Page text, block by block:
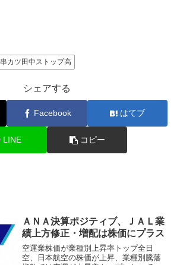
串カツ田中ストップ高
シェアする
Facebook はてブ
LINE コピー
ＡＮＡ決算ポジティブ、ＪＡＬ業
績上方修正・増配は株価にプラス
空運業株価が業種別上昇率トップ全日
空、日本航空の株価が上昇、業種別騰落